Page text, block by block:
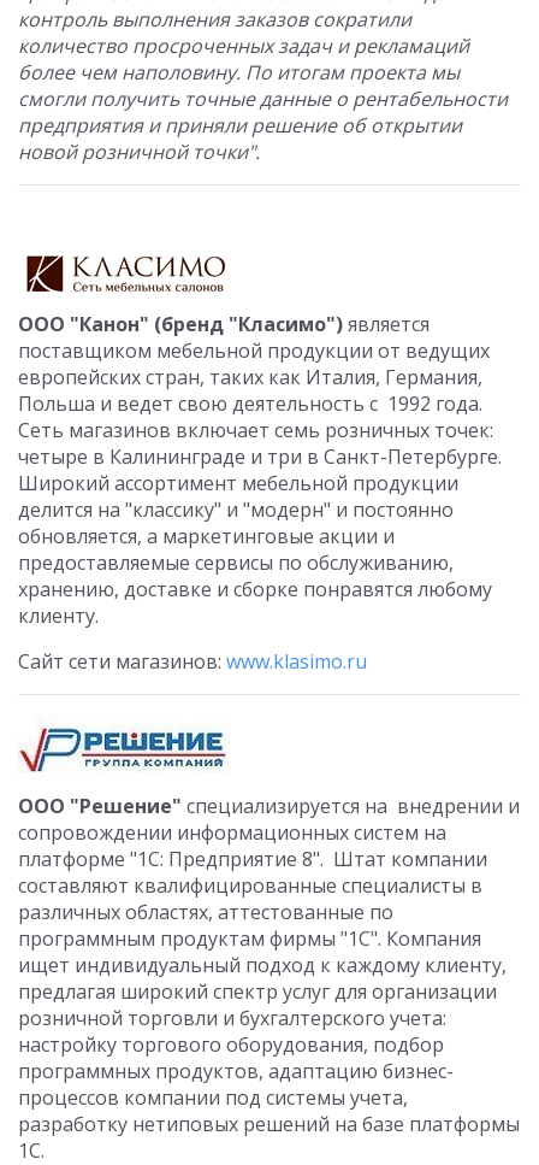
контроль выполнения заказов сократили
количество просроченных задач и рекламаций
более чем наполовину. По итогам проекта мы
смогли получить точные данные о рентабельности
предприятия и приняли решение об открытии
новой розничной точки".
ООО "Канон" (бренд "Класимо")является
поставщиком мебельной продукции от ведущих
европейских стран, таких как Италия, Германия,
Польша и ведет свою деятельность с 1992 года.
Сеть магазинов включает семь розничных точек:
четыре в Калининграде и три в Санкт-Петербурге.
Широкий ассортимент мебельной продукции
делится на "классику" и "модерн" и постоянно
обновляется, а маркетинговые акции и
предоставляемые сервисы по обслуживанию,
хранению, доставке и сборке понравятся любому
клиенту.
Сайт сети магазинов: www.klasimo.ru
ООО "Решение" специализируется на внедрении и
сопровождении информационных систем на
платформе "1С: Предприятие 8". Штат компании
составляют квалифицированные специалисты в
различных областях, аттестованные по
программным продуктам фирмы "1С". Компания
ищет индивидуальный подход к каждому клиенту,
предлагая широкий спектр услуг для организации
розничной торговли и бухгалтерского учета:
настройку торгового оборудования, подбор
программных продуктов, адаптацию бизнес-
процессов компании под системы учета,
разработку нетиповых решений на базе платформы
1С.